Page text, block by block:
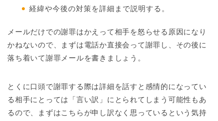
経緯や今後の対策を詳細まで説明する。
メールだけでの謝罪はかえって相手を怒らせる原因になり
かねないので、まずは電話か直接会って謝罪し、その後に
落ち着いて謝罪メールを書きましょう。
とくに口頭で謝罪する際は詳細を話すと感情的になってい
る相手にとっては「言い訳」にとられてしまう可能性もあ
るので、まずはこちらが申し訳なく思っているという気持